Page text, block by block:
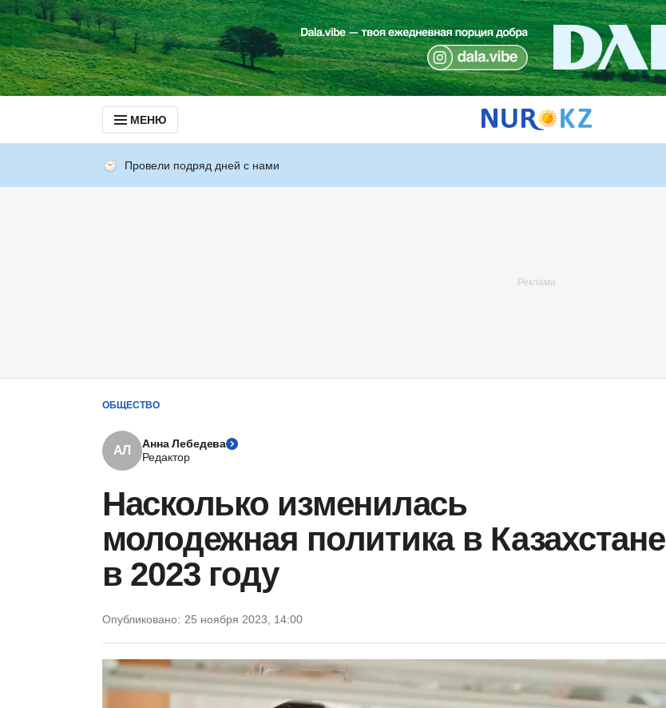
МЕНЮ
Провели подряд дней с нами
ОБЩЕСТВО
АЛ
Анна Лебедева
Редактор
Насколько изменилась
молодежная политика в Казахстане
в 2023 году
Опубликовано: 25 ноября 2023, 14:00